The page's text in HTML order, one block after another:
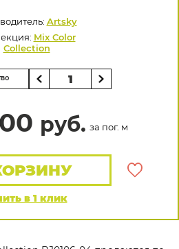
Artsky
Mix Color
Collection
руб. за пог. м
в 1 клик